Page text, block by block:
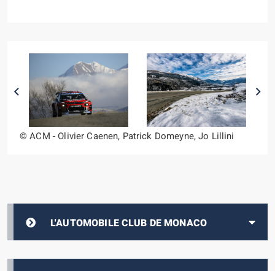
L'AUTOMOBILE CLUB DE MONACO
© ACM - Olivier Caenen, Patrick Domeyne, Jo Lillini